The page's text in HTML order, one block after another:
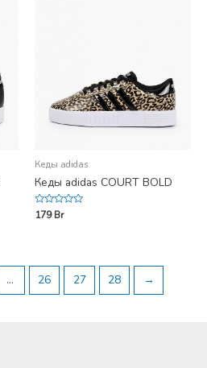
Кеды adidas
Кеды adidas COURT BOLD
Rated
0179Br
… 26 27 28 →